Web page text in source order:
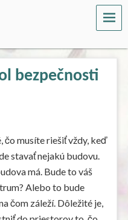
bezpečnosti
čo musíte riešiť vždy, keď
stavať nejakú budovu.
má. Bude to váš
Alebo to bude
čom záleží. Dôležité je,